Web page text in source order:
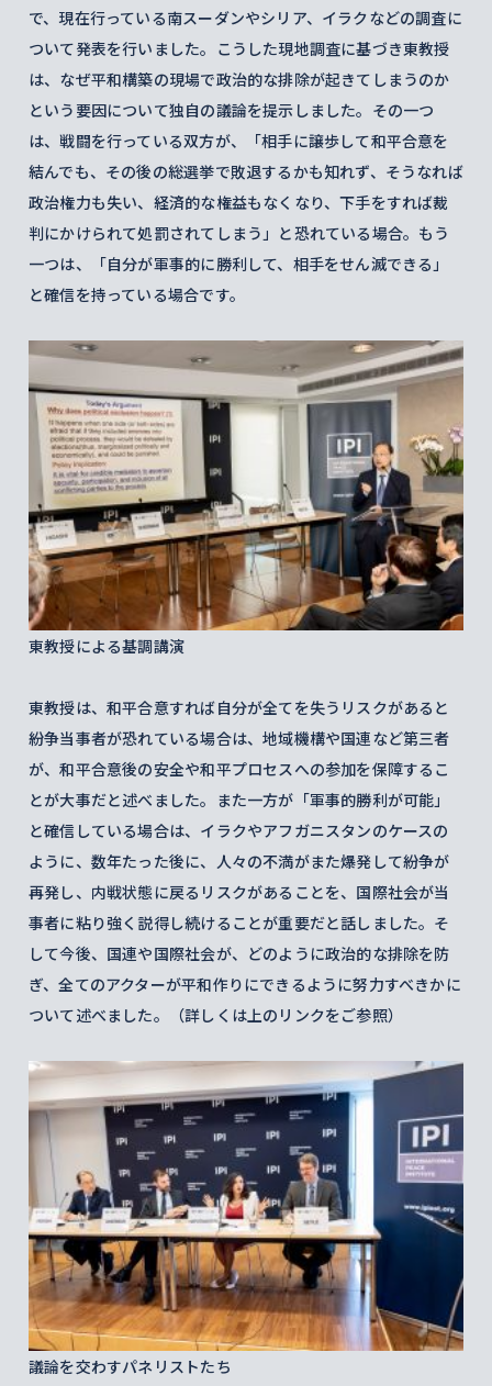
で、現在行っている南スーダンやシリア、イラクなどの調査に
ついて発表を行いました。こうした現地調査に基づき東教授
は、なぜ平和構築の現場で政治的な排除が起きてしまうのか
という要因について独自の議論を提示しました。その一つ
は、戦闘を行っている双方が、「相手に譲歩して和平合意を
結んでも、その後の総選挙で敗退するかも知れず、そうなれば
政治権力も失い、経済的な権益もなくなり、下手をすれば裁
判にかけられて処罰されてしまう」と恐れている場合。もう
一つは、「自分が軍事的に勝利して、相手をせん滅できる」
と確信を持っている場合です。
東教授による基調講演
東教授は、和平合意すれば自分が全てを失うリスクがあると
紛争当事者が恐れている場合は、地域機構や国連など第三者
が、和平合意後の安全や和平プロセスへの参加を保障するこ
とが大事だと述べました。また一方が「軍事的勝利が可能」
と確信している場合は、イラクやアフガニスタンのケースの
ように、数年たった後に、人々の不満がまた爆発して紛争が
再発し、内戦状態に戻るリスクがあることを、国際社会が当
事者に粘り強く説得し続けることが重要だと話しました。そ
して今後、国連や国際社会が、どのように政治的な排除を防
ぎ、全てのアクターが平和作りにできるように努力すべきかに
ついて述べました。（詳しくは上のリンクをご参照）
議論を交わすパネリストたち